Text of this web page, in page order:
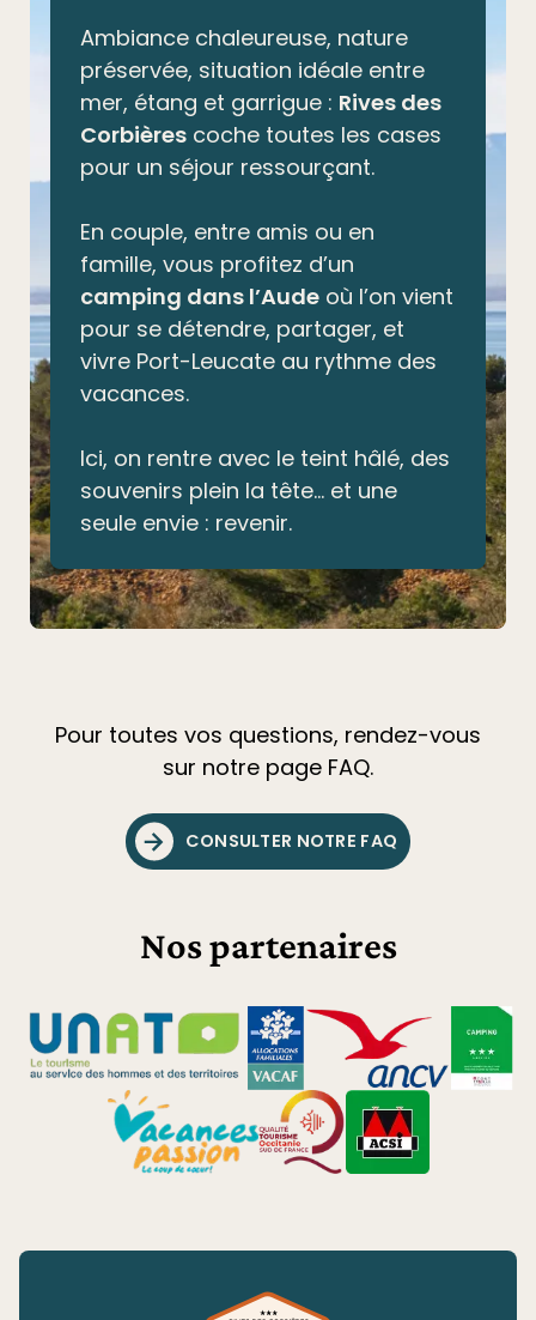
Ambiance chaleureuse, nature
préservée, situation idéale entre
mer, étang et garrigue : Rives des
Corbièrescoche toutes les cases
pour un séjour ressourçant.
En couple, entre amis ou en
famille, vous profitez d’un
camping dans l’Audeoù l’on vient
pour se détendre, partager, et
vivre Port-Leucate au rythme des
vacances.
Ici, on rentre avec le teint hâlé, des
souvenirs plein la tête… et une
seule envie : revenir.
Pour toutes vos questions, rendez-vous
sur notre page FAQ.
CONSULTER NOTRE FAQ
Nos partenaires